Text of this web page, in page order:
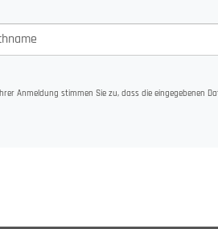
Anmeldung stimmen Sie zu, dass die eingegebenen